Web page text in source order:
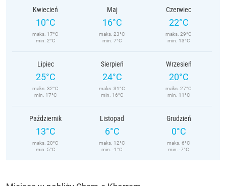
Kwiecień
10°C
maks. 17°C
min. 2°C
Maj
16°C
maks. 23°C
min. 7°C
Czerwiec
22°C
maks. 29°C
min. 13°C
Lipiec
25°C
maks. 32°C
min. 17°C
Sierpień
24°C
maks. 31°C
min. 16°C
Wrzesień
20°C
maks. 27°C
min. 11°C
Październik
13°C
maks. 20°C
min. 5°C
Listopad
6°C
maks. 12°C
min. -1°C
Grudzień
0°C
maks. 6°C
min. -7°C